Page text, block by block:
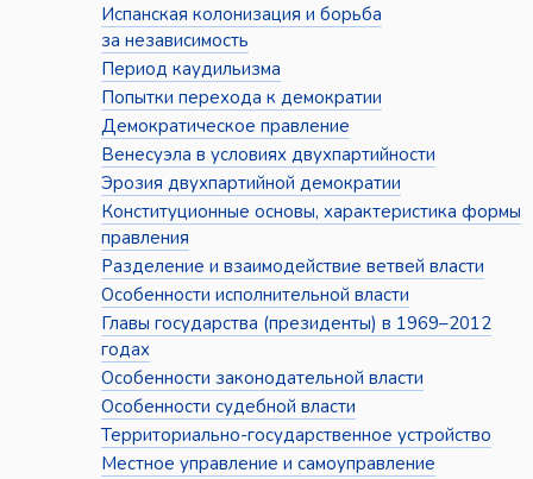
Испанская колонизация и борьба
за независимость
Период каудильизма
Попытки перехода к демократии
Демократическое правление
Венесуэла в условиях двухпартийности
Эрозия двухпартийной демократии
Конституционные основы, характеристика формы
правления
Разделение и взаимодействие ветвей власти
Особенности исполнительной власти
Главы государства (президенты) в 1969–2012
годах
Особенности законодательной власти
Особенности судебной власти
Территориально-государственное устройство
Местное управление и самоуправление